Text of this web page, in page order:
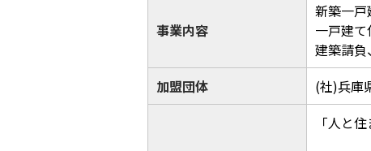
事業内容
新築一戸
一戸建て
建築請
加盟団体
(社)兵庫
「人と